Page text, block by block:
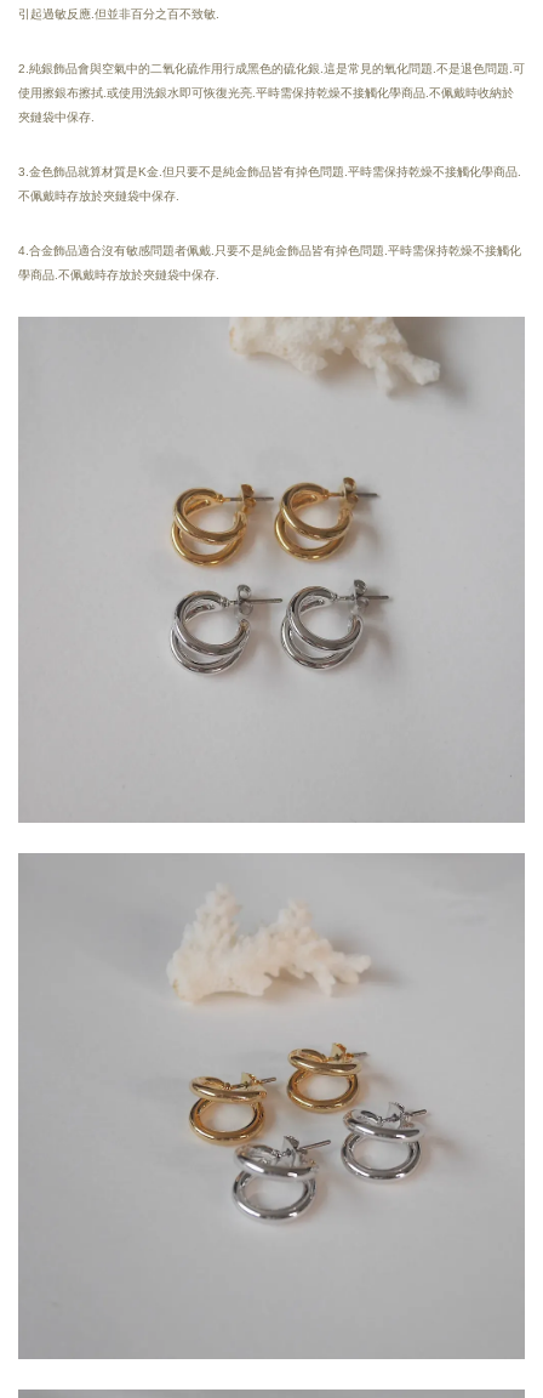
引起過敏反應.但並非百分之百不致敏.
2.純銀飾品會與空氣中的二氧化硫作用行成黑色的硫化銀.這是常見的氧化問題.不是退色問題.可
使用擦銀布擦拭.或使用洗銀水即可恢復光亮. 平時需保持乾燥不接觸化學商品. 不佩戴時收納於
夾鏈袋中保存.
3.金色飾品就算材質是K金.但只要不是純金飾品皆有掉色問題.平時需保持乾燥不接觸化學商品.
不佩戴時存放於夾鏈袋中保存.
4.合金飾品適合沒有敏感問題者佩戴.只要不是純金飾品皆有掉色問題.平時需保持乾燥不接觸化
學商品.不佩戴時存放於夾鏈袋中保存.